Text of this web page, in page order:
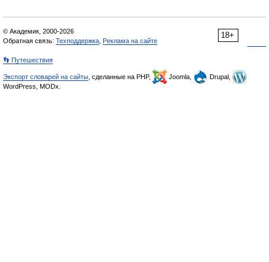
18+
© Академик, 2000-2026
Обратная связь: Техподдержка Реклама на сайте
👣 Путешествия
Экспорт словарей на сайты , сделанные на PHP, Joomla,
Drupal,
WordPress, MODx.